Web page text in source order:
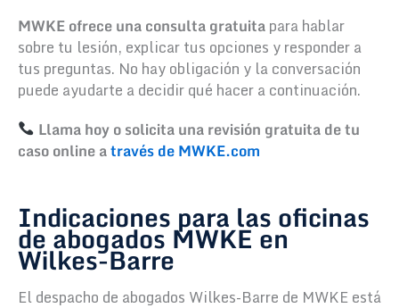
MWKE ofrece una consulta gratuitapara hablar
sobre tu lesión, explicar tus opciones y responder a
tus preguntas. No hay obligación y la conversación
puede ayudarte a decidir qué hacer a continuación.
Llama hoy o solicita una revisión gratuita de tu
caso online através de MWKE.com
Indicaciones para las oficinas
de abogados MWKEen
Wilkes-Barre
El despacho de abogados Wilkes-Barre de MWKE está